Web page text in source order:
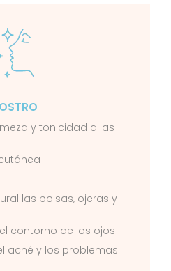
y tonicidad a las
las bolsas, ojeras y
contorno de los ojos
acné y los problemas